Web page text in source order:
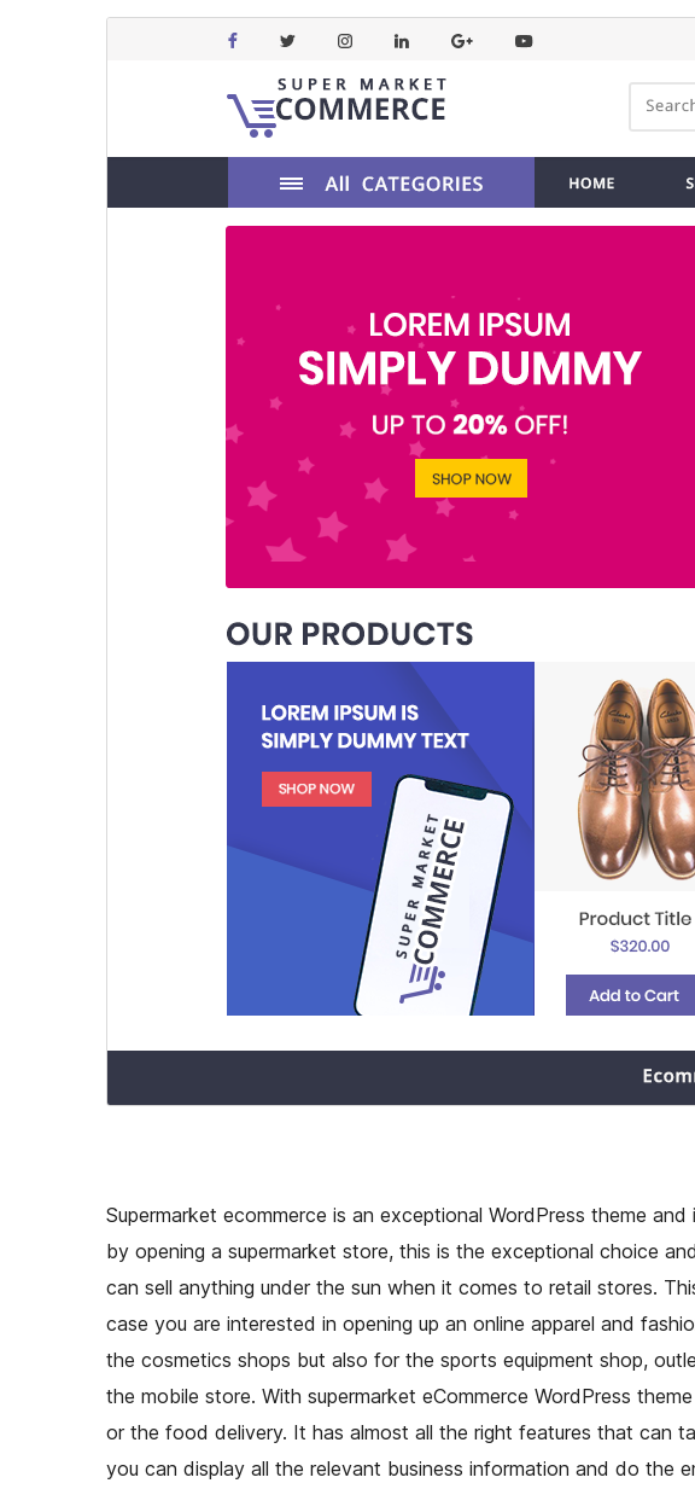
Supermarket ecommerce is an exceptional WordPress theme
by opening a supermarket store, this is the exceptional choice
can sell anything under the sun when it comes to retail stores.
case you are interested in opening up an online apparel and
the cosmetics shops but also for the sports equipment shop,
the mobile store. With supermarket eCommerce WordPress
or the food delivery. It has almost all the right features that can
you can display all the relevant business information and do the